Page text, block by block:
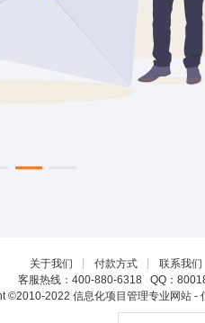
关于我们 ┊ 付款方式 ┊ 联系我们
客服热线：400-880-6318 QQ：
©2010-2022 信息化项目管理专业网站 -